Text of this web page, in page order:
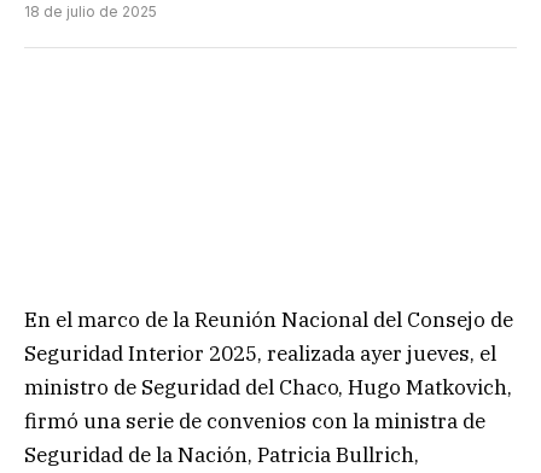
18 de julio de 2025
En el marco de la Reunión Nacional del Consejo de
Seguridad Interior 2025, realizada ayer jueves, el
ministro de Seguridad del Chaco, Hugo Matkovich,
firmó una serie de convenios con la ministra de
Seguridad de la Nación, Patricia Bullrich,